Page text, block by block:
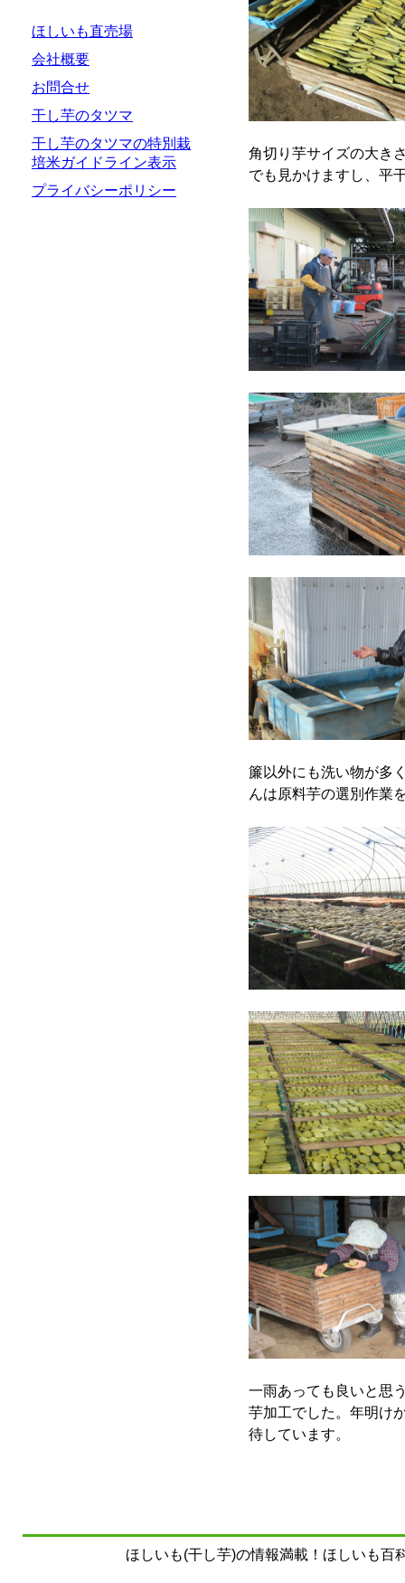
ほしいも直売場
会社概要
お問合せ
干し芋のタツマ
干し芋のタツマの特別栽
培米ガイドライン表示
プライバシーポリシー
角切り芋サイズの大き
でも見かけますし、平
簾以外にも洗い物が多
んは原料芋の選別作業
一雨あっても良いと思
芋加工でした。年明け
待しています。
ほしいも(干し芋)の情報満載！ほしいも